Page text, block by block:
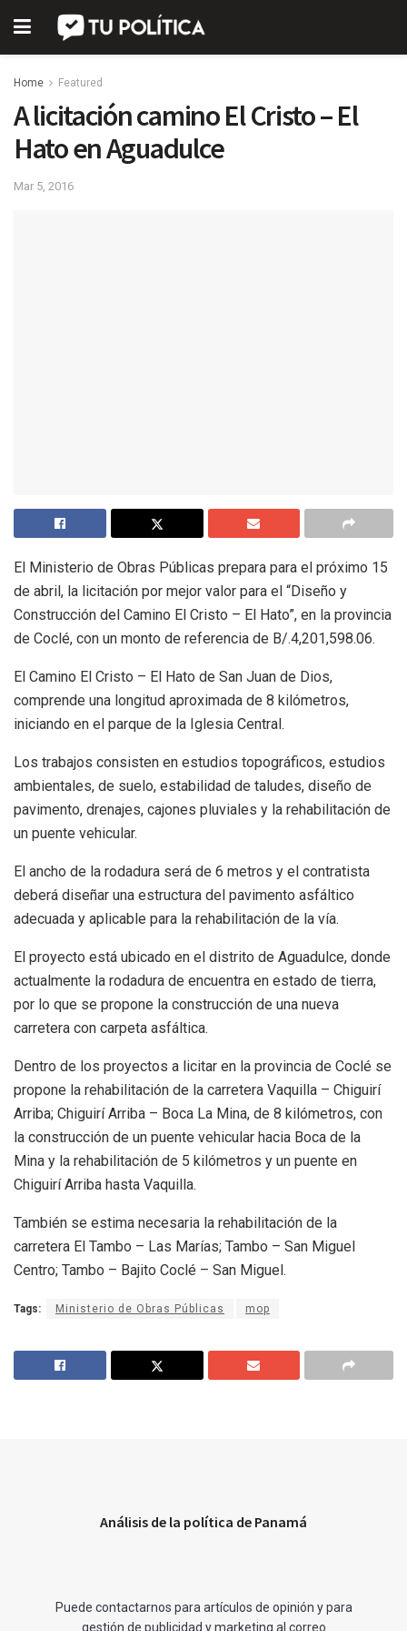
Home Featured
A licitación camino El Cristo – El
Hato en Aguadulce
Mar 5, 2016
El Ministerio de Obras Públicas prepara para el próximo 15
de abril, la licitación por mejor valor para el “Diseño y
Construcción del Camino El Cristo – El Hato”, en la provincia
de Coclé, con un monto de referencia de B/.4,201,598.06.
El Camino El Cristo – El Hato de San Juan de Dios,
comprende una longitud aproximada de 8 kilómetros,
iniciando en el parque de la Iglesia Central.
Los trabajos consisten en estudios topográficos, estudios
ambientales, de suelo, estabilidad de taludes, diseño de
pavimento, drenajes, cajones pluviales y la rehabilitación de
un puente vehicular.
El ancho de la rodadura será de 6 metros y el contratista
deberá diseñar una estructura del pavimento asfáltico
adecuada y aplicable para la rehabilitación de la vía.
El proyecto está ubicado en el distrito de Aguadulce, donde
actualmente la rodadura de encuentra en estado de tierra,
por lo que se propone la construcción de una nueva
carretera con carpeta asfáltica.
Dentro de los proyectos a licitar en la provincia de Coclé se
propone la rehabilitación de la carretera Vaquilla – Chiguirí
Arriba; Chiguirí Arriba – Boca La Mina, de 8 kilómetros, con
la construcción de un puente vehicular hacia Boca de la
Mina y la rehabilitación de 5 kilómetros y un puente en
Chiguirí Arriba hasta Vaquilla.
También se estima necesaria la rehabilitación de la
carretera El Tambo – Las Marías; Tambo – San Miguel
Centro; Tambo – Bajito Coclé – San Miguel.
Tags: Ministerio de Obras Públicas mop
Análisis de la política de Panamá
Puede contactarnos para artículos de opinión y para
gestión de publicidad y marketing al correo